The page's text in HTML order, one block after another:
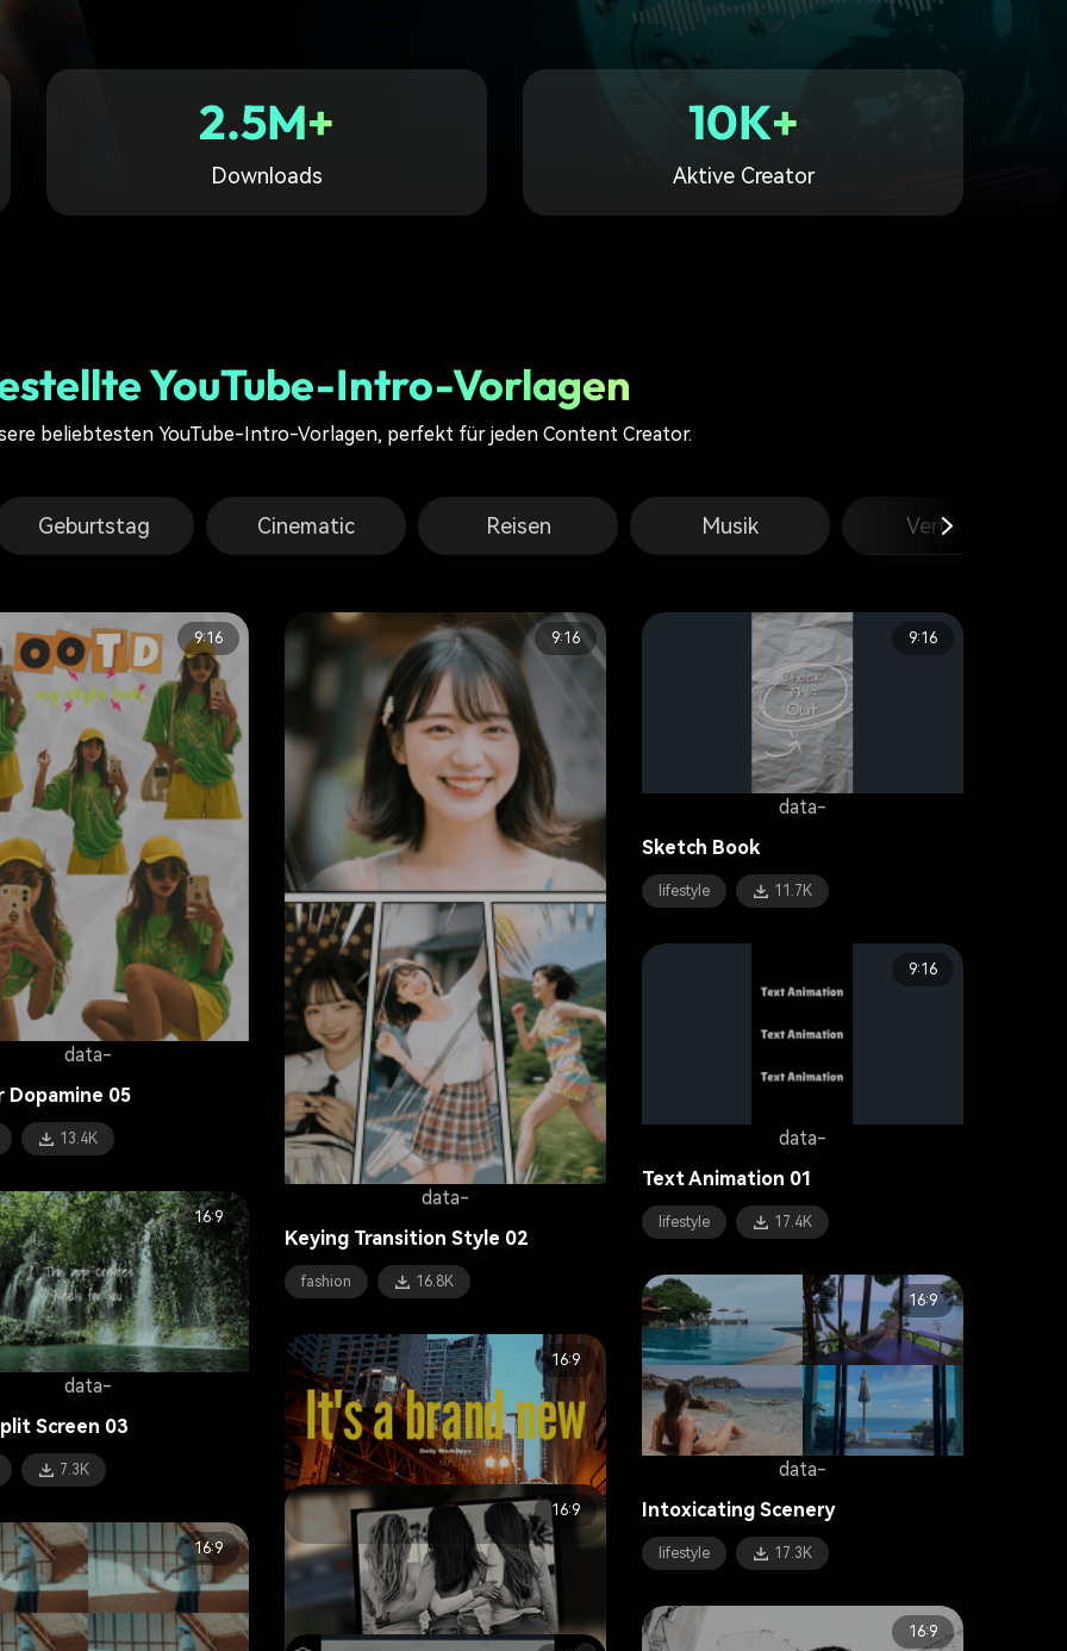
Kostenloser Download
2.5M+
Downloads
10K+
Aktive Creator
YouTube-Intro-Vorlagen
beliebtesten YouTube-Intro-Vorlagen, perfekt für jeden Content Creator.
Geburtstag Cinematic Reisen Musik Vertikal
data-
9:16
Dopamine 05
13.4K
data-
9:16
Keying Transition Style 02
fashion 16.8K
data-
9:16
Sketch Book
lifestyle 11.7K
data-
9:16
Text Animation 01
lifestyle 17.4K
data-
16:9
Screen 03
7.3K data-
16:9
Intoxicating Scenery
lifestyle 17.3K
data-
16:9
Daily Workdays
7.1K
16:9
16:9
16:9